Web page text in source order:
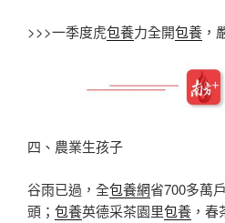
>>>一季度虎包養力全開包養 ，
四、農業生孩子
谷雨已過，全包養網省700多萬
頭； 包養英德采茶園里包養 ，